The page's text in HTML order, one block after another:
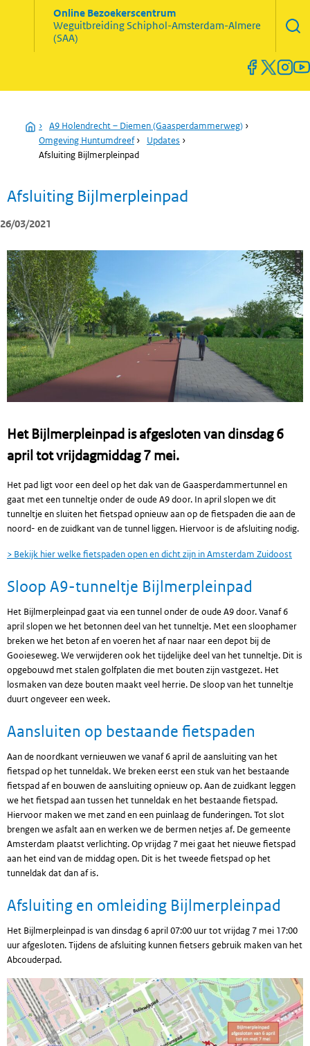
Online Bezoekerscentrum
WeguitbreidingSchiphol-Amsterdam-Almere
(SAA)
Home
› A9 Holendrecht – Diemen (Gaasperdammerweg) ›
Omgeving Huntumdreef› Updates ›
Afsluiting Bijlmerpleinpad
Afsluiting Bijlmerpleinpad
26/03/2021
Het Bijlmerpleinpad is afgesloten van dinsdag 6
april tot vrijdagmiddag 7 mei.
Het pad ligt voor een deel op het dak van de Gaasperdammertunnel en
gaat met een tunneltje onder de oude A9 door. In april slopen we dit
tunneltje en sluiten het fietspad opnieuw aan op de fietspaden die aan de
noord- en de zuidkant van de tunnel liggen. Hiervoor is de afsluiting nodig.
> Bekijk hier welke fietspaden open en dicht zijn in Amsterdam Zuidoost
Sloop A9-tunneltje Bijlmerpleinpad
Het Bijlmerpleinpad gaat via een tunnel onder de oude A9 door. Vanaf 6
april slopen we het betonnen deel van het tunneltje. Met een sloophamer
breken we het beton af en voeren het af naar naar een depot bij de
Gooieseweg. We verwijderen ook het tijdelijke deel van het tunneltje. Dit is
opgebouwd met stalen golfplaten die met bouten zijn vastgezet. Het
losmaken van deze bouten maakt veel herrie. De sloop van het tunneltje
duurt ongeveer een week.
Aansluiten op bestaande fietspaden
Aan de noordkant vernieuwen we vanaf 6 april de aansluiting van het
fietspad op het tunneldak. We breken eerst een stuk van het bestaande
fietspad af en bouwen de aansluiting opnieuw op. Aan de zuidkant leggen
we het fietspad aan tussen het tunneldak en het bestaande fietspad.
Hiervoor maken we met zand en een puinlaag de funderingen. Tot slot
brengen we asfalt aan en werken we de bermen netjes af. De gemeente
Amsterdam plaatst verlichting. Op vrijdag 7 mei gaat het nieuwe fietspad
aan het eind van de middag open. Dit is het tweede fietspad op het
tunneldak dat dan af is.
Afsluiting en omleiding Bijlmerpleinpad
Het Bijlmerpleinpad is van dinsdag 6 april 07:00 uur tot vrijdag 7 mei 17:00
uur afgesloten. Tijdens de afsluiting kunnen fietsers gebruik maken van het
Abcouderpad.